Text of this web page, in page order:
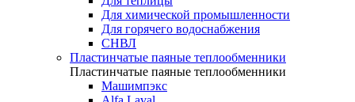
Для химической промышленности
Для горячего водоснабжения
СНВЛ
Пластинчатые паяные теплообменники
Пластинчатые паяные теплообменники
Машимпэкс